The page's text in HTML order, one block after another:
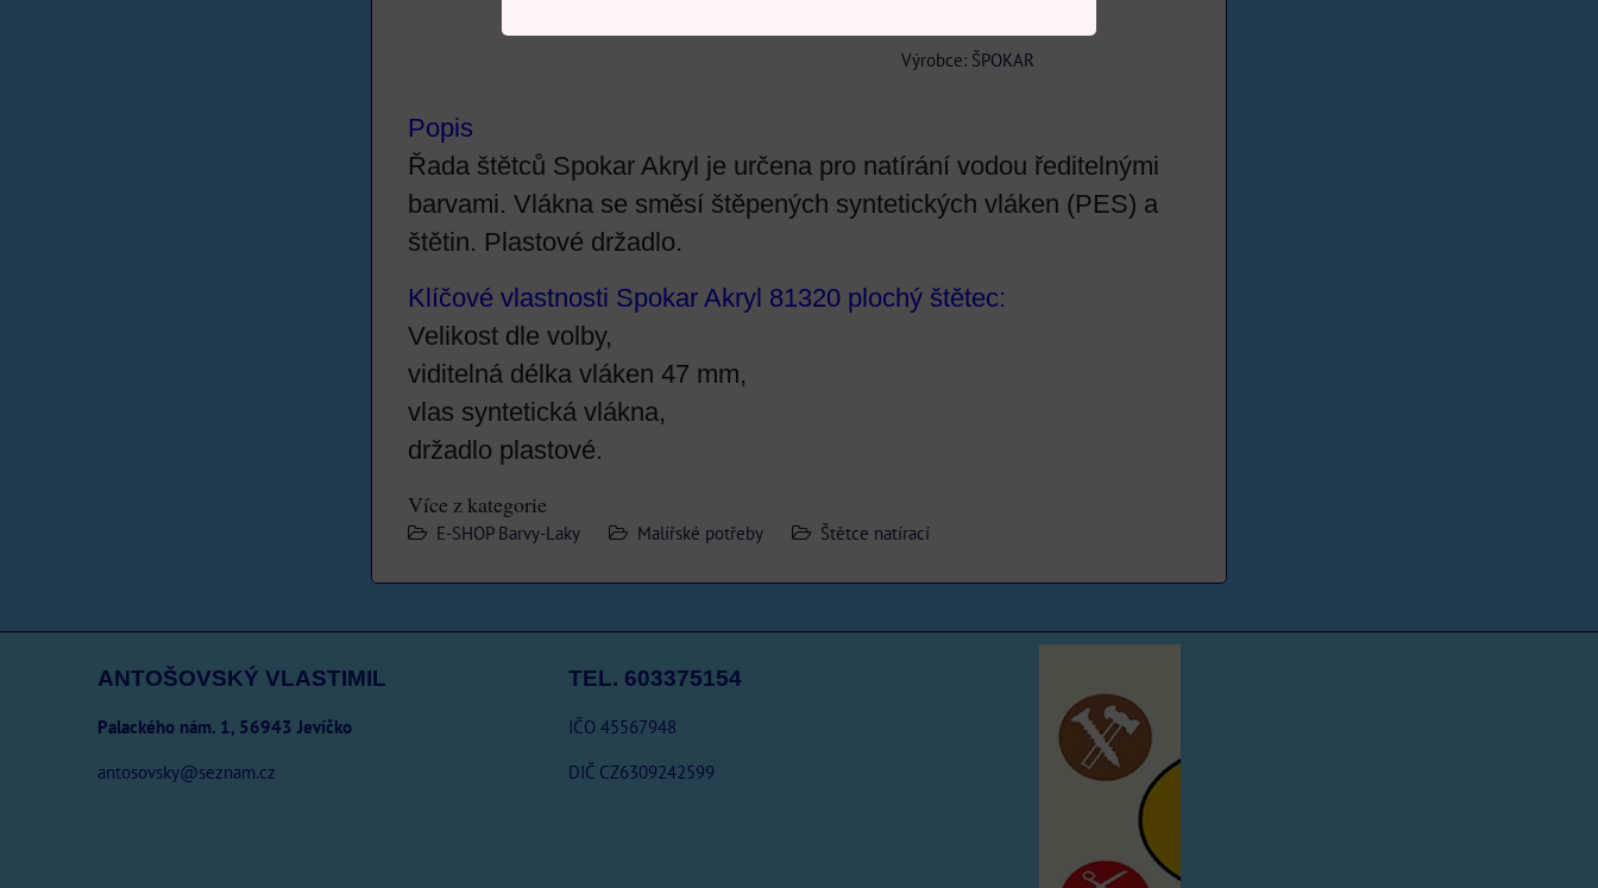
Výrobce: ŠPOKAR
Popis
Řada štětců Spokar Akryl je určena pro natírání vodou ředitelnými
barvami. Vlákna se směsí štěpených syntetických vláken (PES) a
štětin. Plastové držadlo.
Klíčové vlastnosti Spokar Akryl 81320 plochý štětec:
Velikost dle volby,
viditelná délka vláken 47 mm,
vlas syntetická vlákna,
držadlo plastové.
Více z kategorie
E-SHOP Barvy-Laky Malířské potřeby Štětce natírací
ANTOŠOVSKÝ VLASTIMIL
Palackého nám. 1, 56943 Jevíčko
antosovsky@seznam.cz
TEL. 603375154
IČO 45567948
DIČ CZ6309242599